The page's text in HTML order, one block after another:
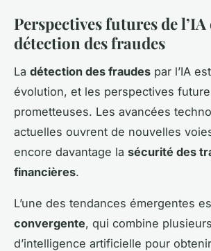
Perspectives futures de l’IA
détection des fraudes
La détection des fraudes par l’IA
évolution, et les perspectives
prometteuses. Les avancées
actuelles ouvrent de nouvelles
encore davantage la sécurité des
financières.
L’une des tendances émergentes
convergente, qui combine
d’intelligence artificielle pour